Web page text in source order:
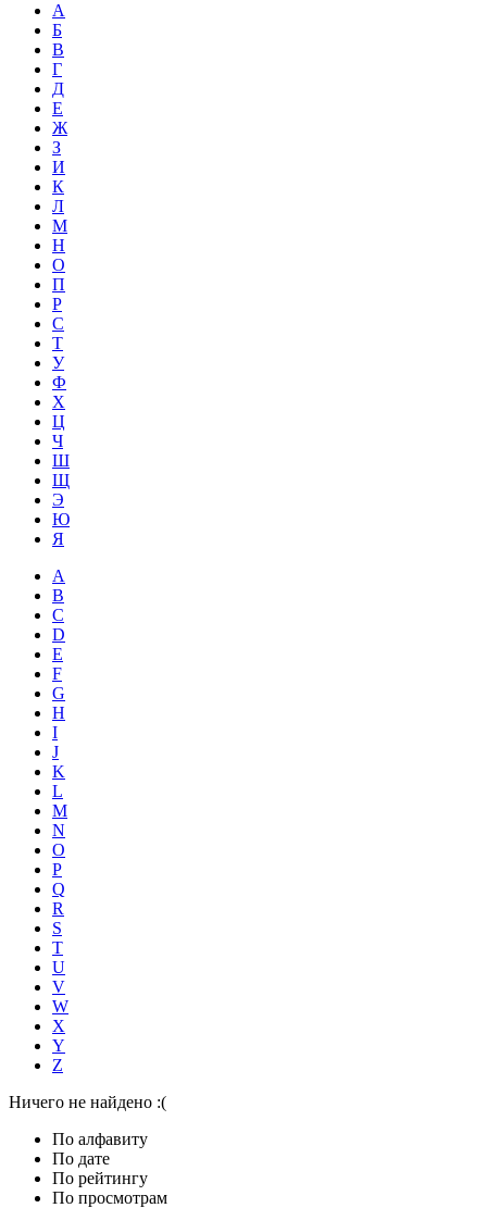
А
Б
В
Г
Д
Е
Ж
З
И
К
Л
М
Н
О
П
Р
С
Т
У
Ф
Х
Ц
Ч
Ш
Щ
Э
Ю
Я
A
B
C
D
E
F
G
H
I
J
K
L
M
N
O
P
Q
R
S
T
U
V
W
X
Y
Z
Ничего не найдено :(
По алфавиту
По дате
По рейтингу
По просмотрам